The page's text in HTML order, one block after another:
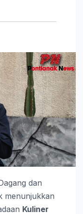
dan
menunjukkan
Kuliner